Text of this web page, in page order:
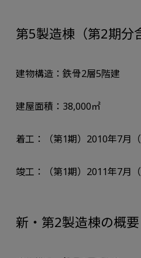
第5製造棟（第2期分
建物構造：鉄骨2層5階建
建屋面積：38,000㎡
着工：（第1期）2010年7月
竣工：（第1期）2011年7月
新・第2製造棟の概要